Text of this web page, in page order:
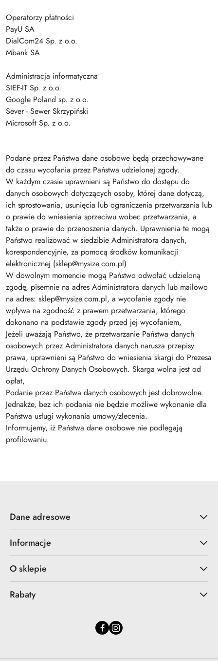
Operatorzy płatności
PayU SA
DialCom24 Sp. z o.o.
Mbank SA
Administracja informatyczna
SIEF-IT Sp. z o.o.
Google Poland sp. z o.o.
Sever - Sewer Skrzypiński
Microsoft Sp. z o.o.
Podane przez Państwa dane osobowe będą przechowywane
do czasu wycofania przez Państwa udzielonej zgody.
W każdym czasie uprawnieni są Państwo do dostępu do
danych osobowych dotyczących osoby, której dane dotyczą,
ich sprostowania, usunięcia lub ograniczenia przetwarzania lub
o prawie do wniesienia sprzeciwu wobec przetwarzania, a
także o prawie do przenoszenia danych. Uprawnienia te mogą
Państwo realizować w siedzibie Administratora danych,
korespondencyjnie, za pomocą środków komunikacji
elektronicznej (sklep@mysize.com.pl)
W dowolnym momencie mogą Państwo odwołać udzieloną
zgodę, pisemnie na adres Administratora danych lub mailowo
na adres: sklep@mysize.com.pl, a wycofanie zgody nie
wpływa na zgodność z prawem przetwarzania, którego
dokonano na podstawie zgody przed jej wycofaniem,
Jeżeli uważają Państwo, że przetwarzanie Państwa danych
osobowych przez Administratora danych narusza przepisy
prawa, uprawnieni są Państwo do wniesienia skargi do Prezesa
Urzędu Ochrony Danych Osobowych. Skarga wolna jest od
opłat,
Podanie przez Państwa danych osobowych jest dobrowolne.
Jednakże, bez ich podania nie będzie możliwe wykonanie dla
Państwa usługi wykonania umowy/zlecenia.
Informujemy, iż Państwa dane osobowe nie podlegają
profilowaniu.
Dane adresowe
Informacje
O sklepie
Rabaty